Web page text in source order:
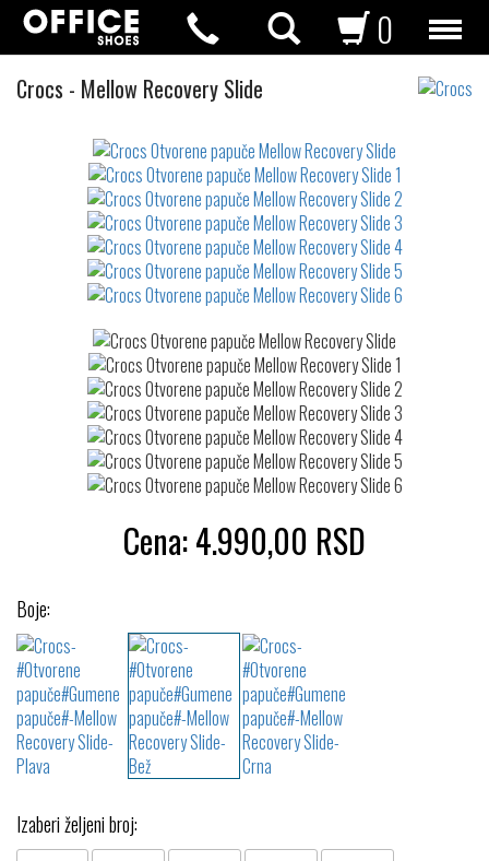
0
Crocs Otvorene
- Mellow Recovery Slide
waterrepellent
Cena:4.990,00 RSD
Boje:
Izaberi željeni broj: